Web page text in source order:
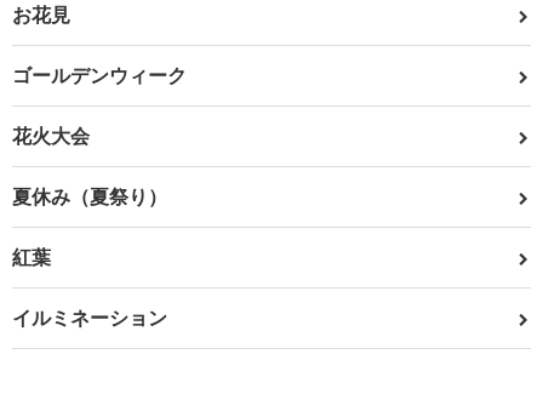
お花見
ゴールデンウィーク
花火大会
夏休み（夏祭り）
紅葉
イルミネーション